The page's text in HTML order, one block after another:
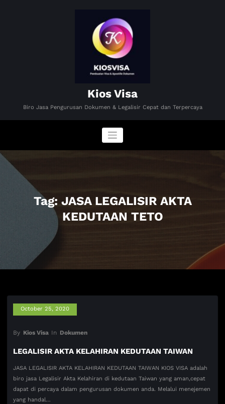
Kios Visa
Biro Jasa Pengurusan Dokumen & Legalisir Cepat dan Terpercaya
Tag: JASA LEGALISIR AKTA
KEDUTAAN TETO
October 25, 2020
By Kios Visa In Dokumen
LEGALISIR AKTA KELAHIRAN KEDUTAAN TAIWAN
JASA LEGALISIR AKTA KELAHIRAN KEDUTAAN TAIWAN KIOS VISA adalah
biro jasa Legalisir Akta Kelahiran di kedutaan Taiwan yang aman,cepat
dapat di percaya dalam pengurusan dokumen anda. Melalui menejemen
yang handal…